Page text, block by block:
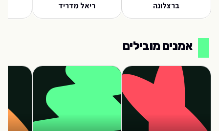
ברצלונה ריאל מדריד
אמנים מובילים